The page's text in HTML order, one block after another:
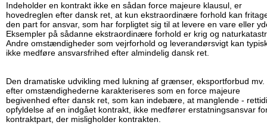
Indeholder en kontrakt ikke en sådan force majeure klausul, er
hovedreglen efter dansk ret, at kun ekstraordinære forhold kan
den part for ansvar, som har forpligtet sig til at levere en vare eller
Eksempler på sådanne ekstraordinære forhold er krig og
Andre omstændigheder som vejrforhold og leverandørsvigt kan
ikke medføre ansvarsfrihed efter almindelig dansk ret.
Den dramatiske udvikling med lukning af grænser, eksportforbud mv.
efter omstændighederne karakteriseres som en force majeure
begivenhed efter dansk ret, som kan indebære, at manglende -
opfyldelse af en indgået kontrakt, ikke medfører erstatningsansvar
kontraktpart, der misligholder kontrakten.